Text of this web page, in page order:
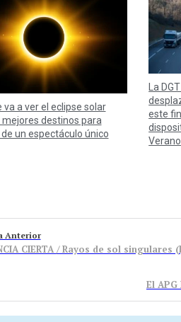
va a ver el eclipse solar
mejores destinos para
un espectáculo único
La
este
Verano
Anterior
CIERTA / Rayos de sol singulares
El